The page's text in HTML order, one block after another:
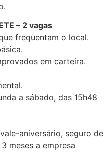
– 2 vagas
frequentam o local.
em carteira.
a sábado, das 15h48
aniversário, seguro de
meses a empresa